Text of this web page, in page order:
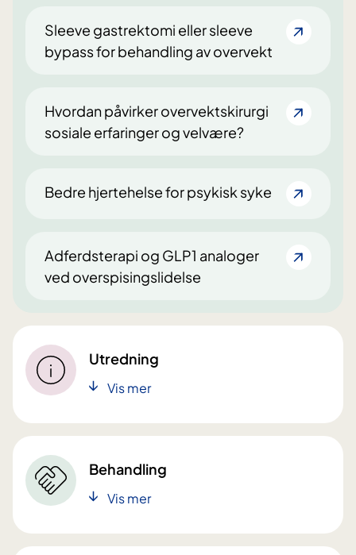
Sleeve gastrektomi eller sleeve
bypass for behandling av overvekt
Hvordan påvirker overvektskirurgi
sosiale erfaringer og velvære?
Bedre hjertehelse for psykisk syke
Adferdsterapi og GLP1 analoger
ved overspisingslidelse
Utredning
Vis mer
Behandling
Vis mer